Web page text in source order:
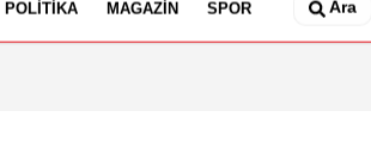
POLITIKA MAGAZIN SPOR Ara